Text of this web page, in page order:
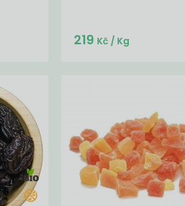
Do košíku:
219 Kč/ Kg